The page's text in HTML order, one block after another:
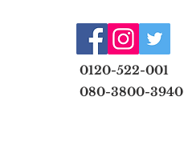
0120-522-001
080-3800-3940